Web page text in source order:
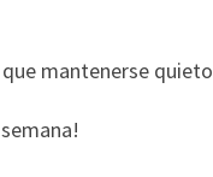
mantenerse